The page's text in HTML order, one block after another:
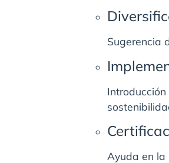
Sugerencia
Ayuda en la